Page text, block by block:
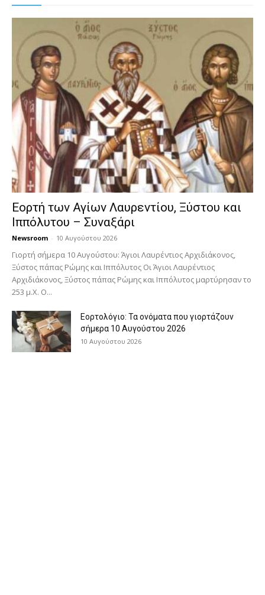
Εορτή των Αγίων Λαυρεντίου, Ξύστου και
Ιππόλυτου – Συναξάρι
Newsroom - 10 Αυγούστου 2026
Γιορτή σήμερα 10 Αυγούστου: Άγιοι Λαυρέντιος Αρχιδιάκονος,
Ξύστος πάπας Ρώμης και Ιππόλυτος Οι Άγιοι Λαυρέντιος
Αρχιδιάκονος, Ξύστος πάπας Ρώμης και Ιππόλυτος μαρτύρησαν το
253 μ.Χ. Ο...
Εορτολόγιο: Τα ονόματα που γιορτάζουν
σήμερα 10 Αυγούστου 2026
10 Αυγούστου 2026